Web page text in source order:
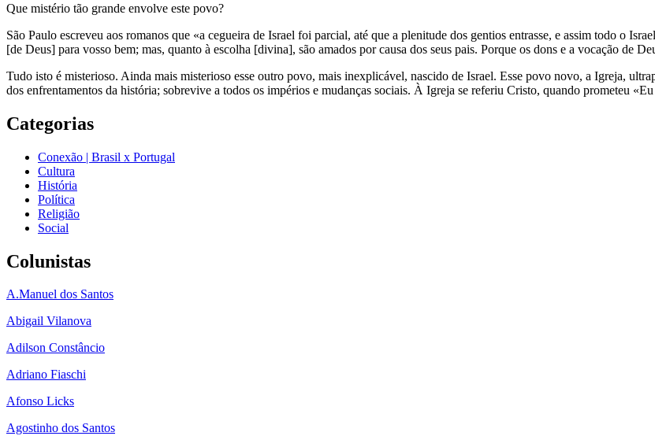
Que mistério tão grande envolve este povo?
São Paulo escreveu aos romanos que «a cegueira de Israel foi parcial, até que a plenitude dos gentios entrasse, e assim todo o
[de Deus] para vosso bem; mas, quanto à escolha [divina], são amados por causa dos seus pais. Porque os dons e a vocação de
Tudo isto é misterioso. Ainda mais misterioso esse outro povo, mais inexplicável, nascido de Israel. Esse povo novo, a Igreja,
dos enfrentamentos da história; sobrevive a todos os impérios e mudanças sociais. À Igreja se referiu Cristo, quando prometeu
Categorias
Conexão | Brasil x Portugal
Cultura
História
Política
Religião
Social
Colunistas
A.Manuel dos Santos
Abigail Vilanova
Adilson Constâncio
Adriano Fiaschi
Afonso Licks
Agostinho dos Santos